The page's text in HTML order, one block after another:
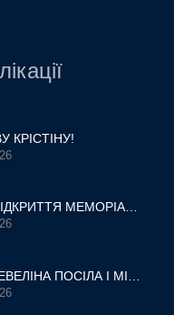
КРІСТІНУ!